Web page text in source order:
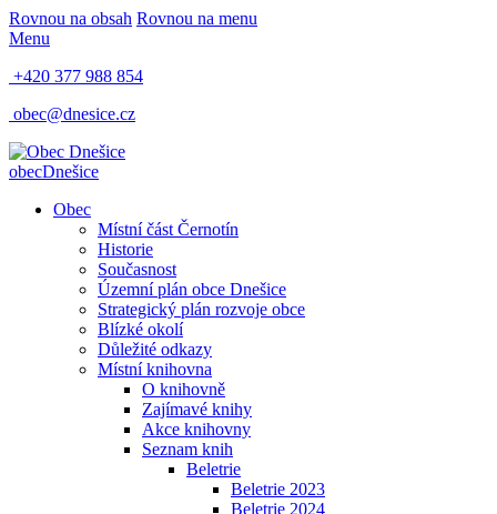
Rovnou na obsah Rovnou na menu
Menu
+420 377 988 854
obec@dnesice.cz
obecDnešice
Obec
Místní část Černotín
Historie
Současnost
Územní plán obce Dnešice
Strategický plán rozvoje obce
Blízké okolí
Důležité odkazy
Místní knihovna
O knihovně
Zajímavé knihy
Akce knihovny
Seznam knih
Beletrie
Beletrie 2023
Beletrie 2024